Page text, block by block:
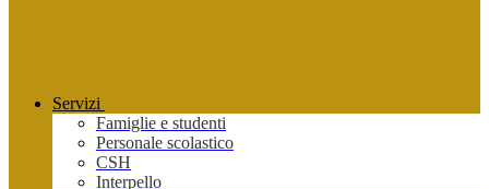
Servizi
Famiglie e studenti
Personale scolastico
CSH
Interpello